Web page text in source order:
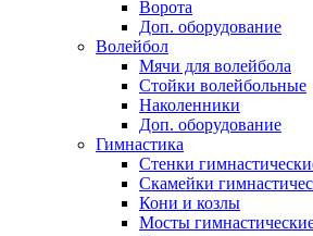
Ворота
Доп. оборудование
Волейбол
Мячи для волейбола
Стойки волейбольные
Наколенники
Доп. оборудование
Гимнастика
Стенки
Скамейки
Кони и козлы
Мосты